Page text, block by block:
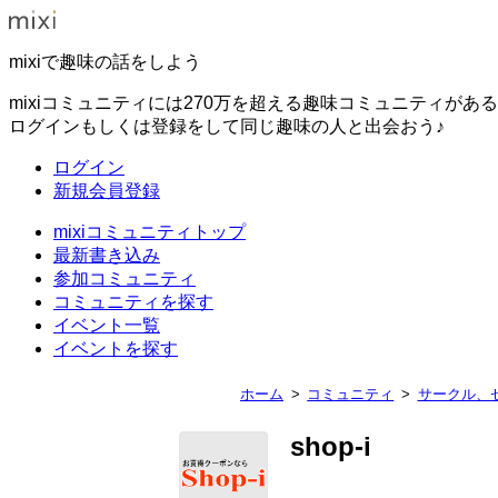
mixiで趣味の話をしよう
mixiコミュニティには270万を超える趣味コミュニティがある
ログインもしくは登録をして同じ趣味の人と出会おう♪
ログイン
新規会員登録
mixiコミュニティトップ
最新書き込み
参加コミュニティ
コミュニティを探す
イベント一覧
イベントを探す
ホーム コミュニティ サークル、
shop-i